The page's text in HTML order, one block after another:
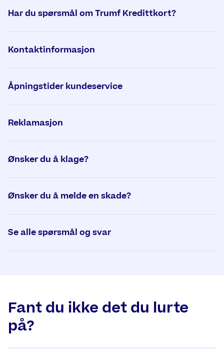
Har du spørsmål om Trumf Kredittkort?
Kontaktinformasjon
Åpningstider kundeservice
Reklamasjon
Ønsker du å klage?
Ønsker du å melde en skade?
Se alle spørsmål og svar
Fant du ikke det du lurte
på?